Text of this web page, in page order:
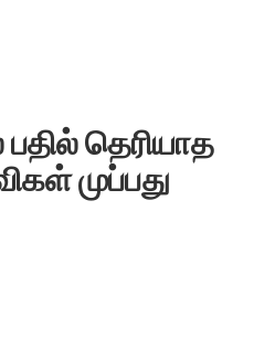
பதில் தெரியாத
முப்பது